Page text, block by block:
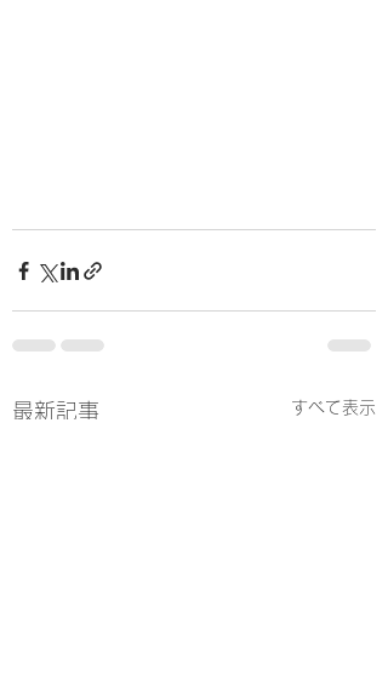
最新記事 すべて表示